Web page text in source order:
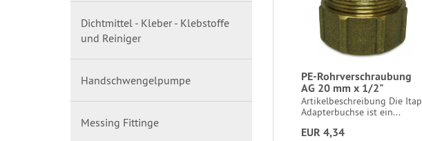
PE-Rohrverschraubung
AG 20 mm x 1/2"
Artikelbeschreibung Die Itap
Adapterbuchse ist ein...
EUR 4,34
Dichtmittel - Kleber - Klebstoffe
und Reiniger
Handschwengelpumpe
Messing Fittinge